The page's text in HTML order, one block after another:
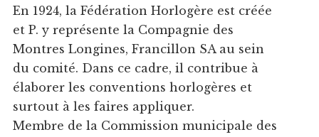
En 1924, la Fédération Horlogère est créée
et P. y représente la Compagnie des
Montres Longines, Francillon SA au sein
du comité. Dans ce cadre, il contribue à
élaborer les conventions horlogères et
surtout à les faires appliquer.
Membre de la Commission municipale des